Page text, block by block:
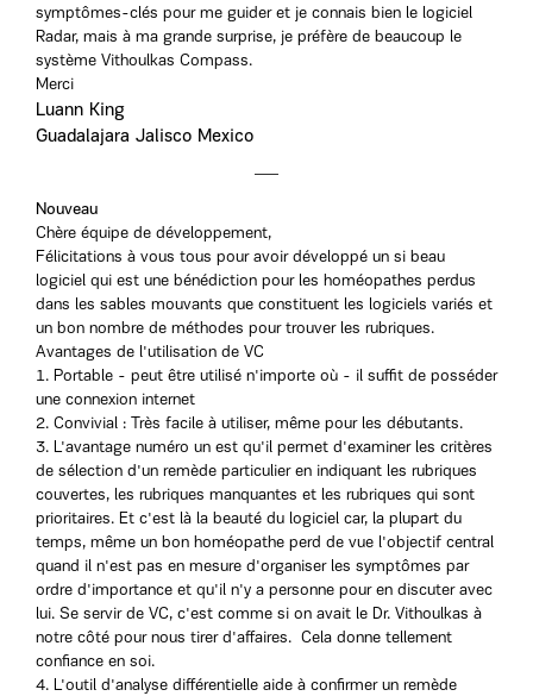
symptômes-clés pour me guider et je connais bien le logiciel
Radar, mais à ma grande surprise, je préfère de beaucoup le
système Vithoulkas Compass.
Merci
Luann King
Guadalajara Jalisco Mexico
Nouveau
Chère équipe de développement,
Félicitations à vous tous pour avoir développé un si beau
logiciel qui est une bénédiction pour les homéopathes perdus
dans les sables mouvants que constituent les logiciels variés et
un bon nombre de méthodes pour trouver les rubriques.
Avantages de l'utilisation de VC
1. Portable - peut être utilisé n'importe où - il suffit de posséder
une connexion internet
2. Convivial : Très facile à utiliser, même pour les débutants.
3. L'avantage numéro un est qu'il permet d'examiner les critères
de sélection d'un remède particulier en indiquant les rubriques
couvertes, les rubriques manquantes et les rubriques qui sont
prioritaires. Et c'est là la beauté du logiciel car, la plupart du
temps, même un bon homéopathe perd de vue l'objectif central
quand il n'est pas en mesure d'organiser les symptômes par
ordre d'importance et qu'il n'y a personne pour en discuter avec
lui. Se servir de VC, c'est comme si on avait le Dr. Vithoulkas à
notre côté pour nous tirer d'affaires. Cela donne tellement
confiance en soi.
4. L'outil d'analyse différentielle aide à confirmer un remède